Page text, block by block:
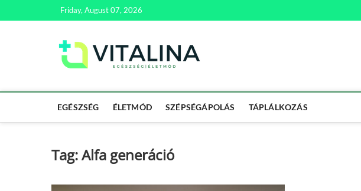
to
Friday, August 07, 2026
EGÉSZSÉG ÉLETMÓD SZÉPSÉGÁPOLÁS TÁPLÁLKOZÁS
Tag:Alfa generáció